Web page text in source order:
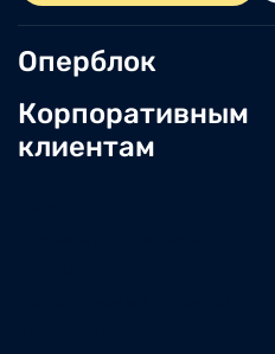
Оперблок
Корпоративным
клиентам